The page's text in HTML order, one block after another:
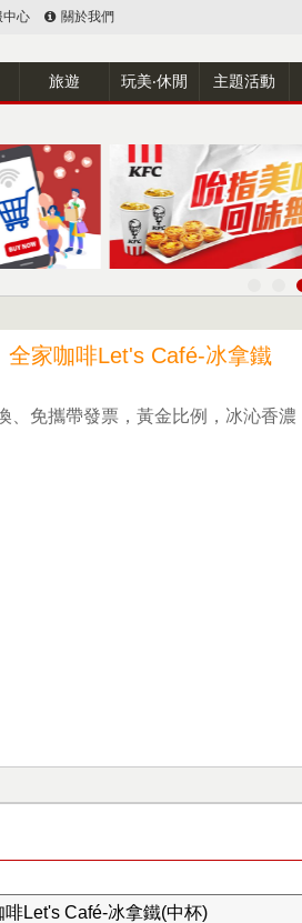
中心 關於我們
旅遊 玩美‧休閒 主題活動
全家咖啡Let's Café-冰拿鐵
、免攜帶發票，黃金比例，冰沁香濃
啡Let's Café-冰拿鐵(中杯)